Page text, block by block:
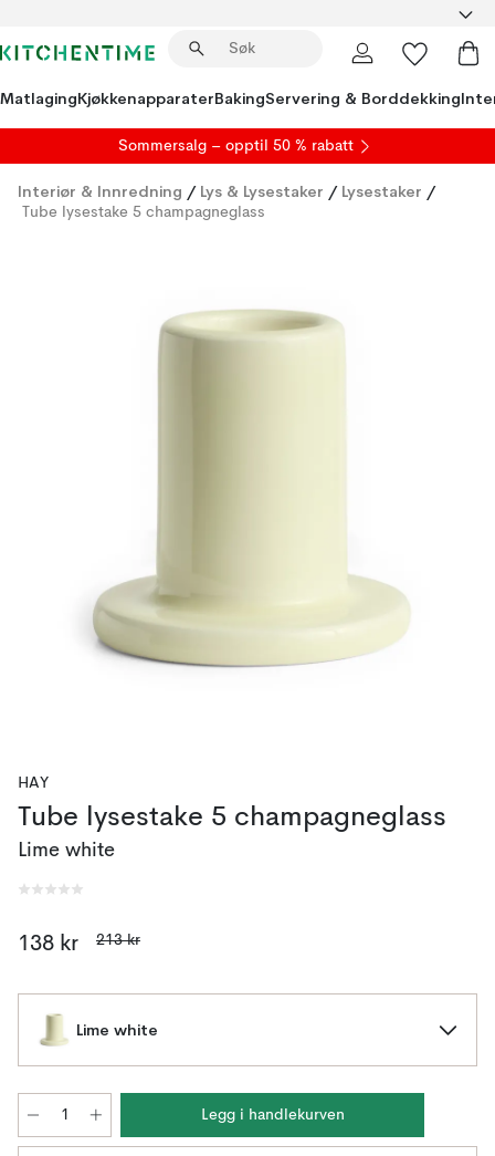
MatlagingKjøkkenapparaterBakingServering & Borddekking
Sommersalg – opptil 50 % rabatt
Interiør & Innredning / Lys & Lysestaker / Lysestaker /
Tube lysestake 5 champagneglass
HAY
Tube lysestake 5 champagneglass
Lime white
138 kr 213 kr
Lime white
Legg i handlekurven